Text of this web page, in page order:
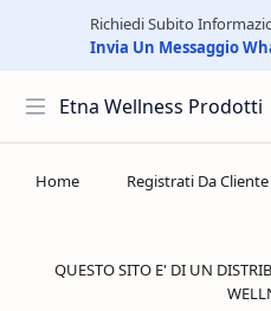
Richiedi Subito
Invia Un Messaggio
QUESTO SITO E' DI UN